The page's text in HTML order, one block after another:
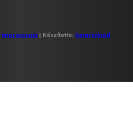
Impresszum | Készítette: Smartcloud